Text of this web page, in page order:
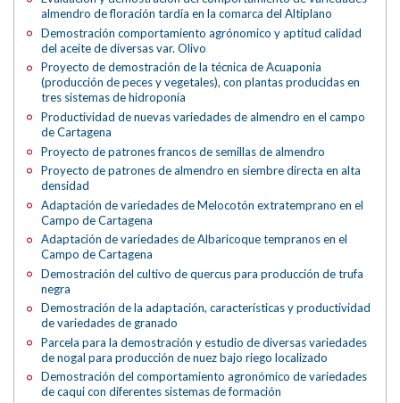
almendro de floración tardía en la comarca del Altiplano
Demostración comportamiento agrónomico y aptitud calidad
del aceite de diversas var. Olivo
Proyecto de demostración de la técnica de Acuaponia
(producción de peces y vegetales), con plantas producidas en
tres sistemas de hidroponía
Productividad de nuevas variedades de almendro en el campo
de Cartagena
Proyecto de patrones francos de semillas de almendro
Proyecto de patrones de almendro en siembre directa en alta
densidad
Adaptación de variedades de Melocotón extratemprano en el
Campo de Cartagena
Adaptación de variedades de Albaricoque tempranos en el
Campo de Cartagena
Demostración del cultivo de quercus para producción de trufa
negra
Demostración de la adaptación, características y productividad
de variedades de granado
Parcela para la demostración y estudio de diversas variedades
de nogal para producción de nuez bajo riego localizado
Demostración del comportamiento agronómico de variedades
de caqui con diferentes sistemas de formación